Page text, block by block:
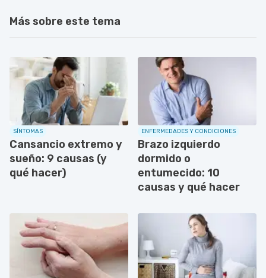
Más sobre este tema
SÍNTOMAS
Cansancio extremo y
sueño: 9 causas (y
qué hacer)
ENFERMEDADES Y CONDICIONES
Brazo izquierdo
dormido o
entumecido: 10
causas y qué hacer